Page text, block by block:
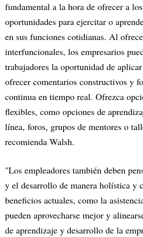
fundamental a la hora de ofrecer a
oportunidades para ejercitar o
en sus funciones cotidianas. Al
interfuncionales, los empresarios
trabajadores la oportunidad de
ofrecer comentarios constructivos y
continua en tiempo real. Ofrezca
flexibles, como opciones de
línea, foros, grupos de mentores o
recomienda Walsh.
"Los empleadores también deben
y el desarrollo de manera holística y
beneficios actuales, como la
pueden aprovecharse mejor y
de aprendizaje y desarrollo de la